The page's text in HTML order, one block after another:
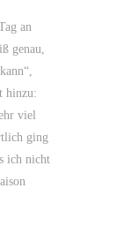
an
genau,
hinzu:
viel
ging
ich nicht